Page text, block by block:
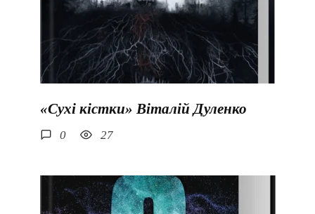
«Сухі кістки» Віталій Дуленко
0 27